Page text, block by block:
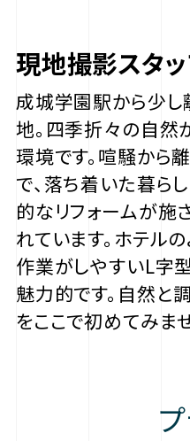
現地撮影スタ
成城学園駅から少し
地。四季折々の自然
環境です。喧騒から
で、落ち着いた暮ら
的なリフォームが施
れています。ホテル
作業がしやすいL字
魅力的です。自然と
をここで初めてみま